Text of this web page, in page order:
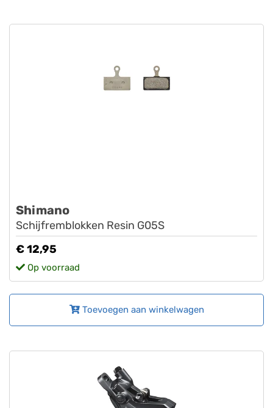
Shimano
Schijfremblokken Resin G05S
€ 12,95
Op voorraad
Toevoegen aan winkelwagen